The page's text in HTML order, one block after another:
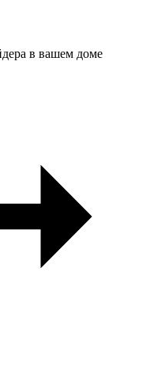
в вашем доме